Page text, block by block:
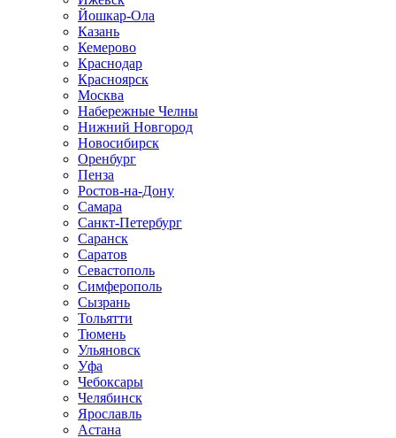
Йошкар-Ола
Казань
Кемерово
Краснодар
Красноярск
Москва
Набережные Челны
Нижний Новгород
Новосибирск
Оренбург
Пенза
Ростов-на-Дону
Самара
Санкт-Петербург
Саранск
Саратов
Севастополь
Симферополь
Сызрань
Тольятти
Тюмень
Ульяновск
Уфа
Чебоксары
Челябинск
Ярославль
Астана